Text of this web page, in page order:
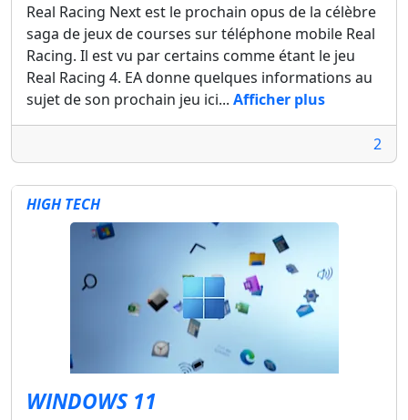
Real Racing Next est le prochain opus de la célèbre
saga de jeux de courses sur téléphone mobile Real
Racing. Il est vu par certains comme étant le jeu
Real Racing 4. EA donne quelques informations au
sujet de son prochain jeu ici... Afficher plus
2
HIGH TECH
WINDOWS 11